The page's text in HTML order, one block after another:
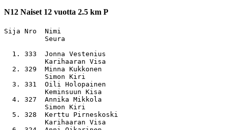
N12 Naiset 12 vuotta 2.5 km P
Sija Nro  Nimi
          Seura
1. 333  Jonna Vestenius
          Karihaaran Visa
2. 329  Minna Kukkonen
          Simon Kiri
3. 331  Oili Holopainen
          Keminsuun Kisa
4. 327  Annika Mikkola
          Simon Kiri
5. 328  Kerttu Pirneskoski
          Karihaaran Visa